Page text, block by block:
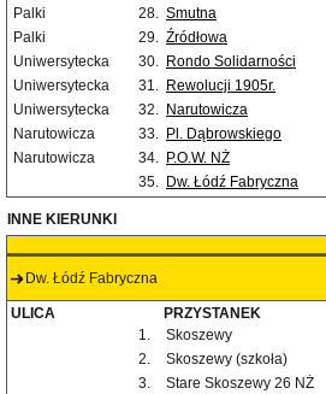
Palki
28. Smutna
Palki
29. Źródłowa
Uniwersytecka
30. Rondo Solidarności
Uniwersytecka
31. Rewolucji 1905r.
Uniwersytecka
32. Narutowicza
Narutowicza
33. Pl. Dąbrowskiego
Narutowicza
34. P.O.W. NŻ
35. Dw. Łódź Fabryczna
INNE KIERUNKI
Dw. Łódź Fabryczna
ULICA PRZYSTANEK
1.
Skoszewy
2.
Skoszewy (szkoła)
3.
Stare Skoszewy 26 NŻ